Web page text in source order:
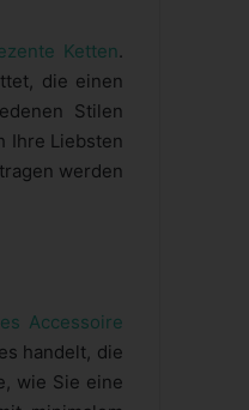
Ketten.
die einen
Stilen
Ihre Liebsten
werden
Accessoire
handelt, die
wie Sie eine